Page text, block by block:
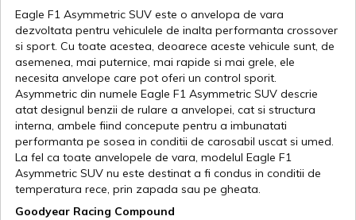
Eagle F1 Asymmetric SUV este o anvelopa de vara
dezvoltata pentru vehiculele de inalta performanta crossover
si sport. Cu toate acestea, deoarece aceste vehicule sunt, de
asemenea, mai puternice, mai rapide si mai grele, ele
necesita anvelope care pot oferi un control sporit.
Asymmetric din numele Eagle F1 Asymmetric SUV descrie
atat designul benzii de rulare a anvelopei, cat si structura
interna, ambele fiind concepute pentru a imbunatati
performanta pe sosea in conditii de carosabil uscat si umed.
La fel ca toate anvelopele de vara, modelul Eagle F1
Asymmetric SUV nu este destinat a fi condus in conditii de
temperatura rece, prin zapada sau pe gheata.
Goodyear Racing Compound